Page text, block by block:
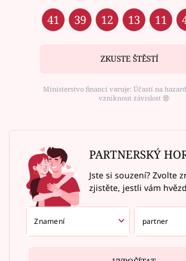
41 39 12 13 11
ZKUSTE ŠTĚSTÍ
Ministerstvo financí varuje: Účastí na
vzniknout závislost ⑱
PARTNERSKÝ
Jste si souzení? Zvolte
zjistěte, jestli vám